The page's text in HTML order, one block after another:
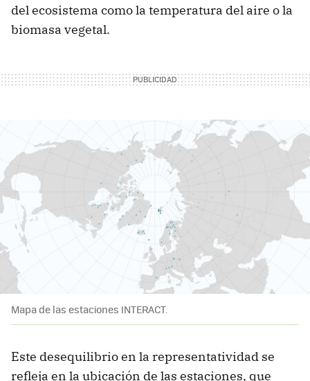
del ecosistema como la temperatura del aire o la
biomasa vegetal.
Mapa de las estaciones INTERACT.
Este desequilibrio en la representatividad se
refleja en la ubicación de las estaciones, que